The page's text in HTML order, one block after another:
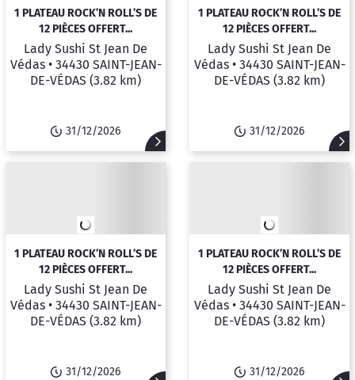
1 PLATEAU ROCK’N ROLL’S DE
12 PIÈCES OFFERT...
Lady Sushi St Jean De
Védas • 34430 SAINT-JEAN-
DE-VÉDAS (3.82 km)
31/12/2026
1 PLATEAU ROCK’N ROLL’S DE
12 PIÈCES OFFERT...
Lady Sushi St Jean De
Védas • 34430 SAINT-JEAN-
DE-VÉDAS (3.82 km)
31/12/2026
1 PLATEAU ROCK’N ROLL’S DE
12 PIÈCES OFFERT...
Lady Sushi St Jean De
Védas • 34430 SAINT-JEAN-
DE-VÉDAS (3.82 km)
31/12/2026
1 PLATEAU ROCK’N ROLL’S DE
12 PIÈCES OFFERT...
Lady Sushi St Jean De
Védas • 34430 SAINT-JEAN-
DE-VÉDAS (3.82 km)
31/12/2026